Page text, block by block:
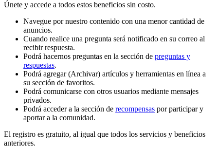
Únete y accede a todos estos beneficios sin costo.
Navegue por nuestro contenido con una menor cantidad de
anuncios.
Cuando realice una pregunta será notificado en su correo al
recibir respuesta.
Podrá hacernos preguntas en la sección de preguntas y
respuestas.
Podrá agregar (Archivar) artículos y herramientas en línea a
su sección de favoritos.
Podrá comunicarse con otros usuarios mediante mensajes
privados.
Podrá acceder a la sección de recompensas por participar y
aportar a la comunidad.
El registro es gratuito, al igual que todos los servicios y beneficios
anteriores.